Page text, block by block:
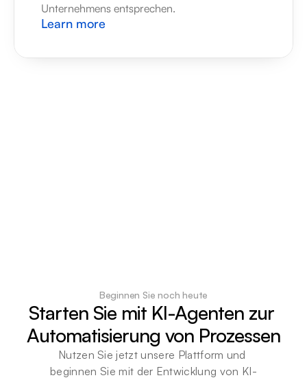
Unternehmens entsprechen.
Learn more
Beginnen Sie noch heute
Starten Sie mit KI-Agenten zur
Automatisierung von Prozessen
Nutzen Sie jetzt unsere Plattform und
beginnen Sie mit der Entwicklung von KI-